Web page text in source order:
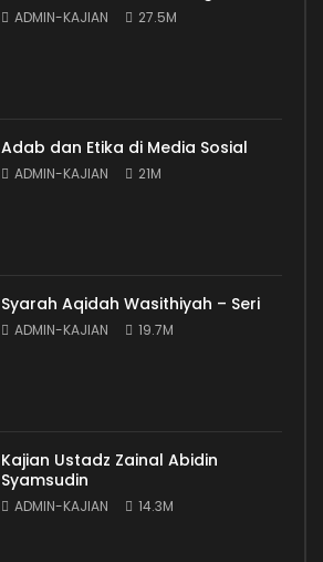
ADMIN-KAJIAN 27.5M
Adab dan Etika di Media Sosial
ADMIN-KAJIAN 21M
Syarah Aqidah Wasithiyah – Seri
ADMIN-KAJIAN 19.7M
Kajian Ustadz Zainal Abidin
Syamsudin
ADMIN-KAJIAN 14.3M